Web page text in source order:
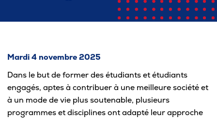
Formation continue
Carrière
Pour les entreprises
Mardi 4 novembre 2025
Dans le but de former des étudiants et étudiants
engagés, aptes à contribuer à une meilleure société et
à un mode de vie plus soutenable, plusieurs
programmes et disciplines ont adapté leur approche